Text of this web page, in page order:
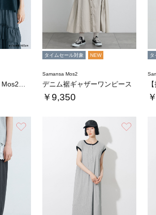
タイムセール対象 NEW
Samansa Mos2
デニム裾ギャザーワンピース
￥9,350
タ